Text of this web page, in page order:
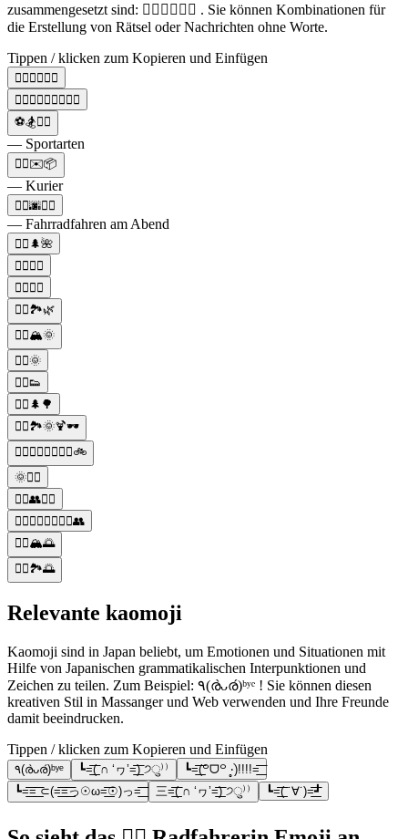
zusammengesetzt sind: 🏊‍♀️🚴‍♀️🏃‍♀️ . Sie können Kombinationen für
die Erstellung von Rätsel oder Nachrichten ohne Worte.
Tippen / klicken zum Kopieren und Einfügen
🏊‍♀️🚴‍♀️🏃‍♀️
🚵🏽‍♀️🚵‍♂️🚴‍♀️🚴‍♂️
⚽🏂🚴‍♀️
— Sportarten
🚴‍♀️✉️📦
— Kurier
🚴‍♀️🌆🚴‍♂️
— Fahrradfahren am Abend
🚴‍♀️🌲🌺
🚴‍♀️🚵‍♂️
🚴‍♀️🚴‍♂️
🚴‍♀️🏞️🌿
🚴‍♀️🏔️🌞
🚴‍♀️🌞
🚴‍♀️👟
🚴‍♀️🌲🌳
🚴‍♀️🏞️🌞🍹🕶️
🚴‍♂️🚴‍♀️🚵‍♂️🚵‍♀️🚲
🌞🚴‍♀️
🚴‍♀️👥🚴‍♂️
🚴‍♀️🚴‍♂️🚵‍♀️🚵‍♂️👥
🚴‍♀️🏔️🌅
🚴‍♀️🏞️🌅
Relevante kaomoji
Kaomoji sind in Japan beliebt, um Emotionen und Situationen mit
Hilfe von Japanischen grammatikalischen Interpunktionen und
Zeichen zu teilen. Zum Beispiel: ٩(ര̀ᴗര́)ᵇʸᵉ ! Sie können diesen
kreativen Stil in Massanger und Web verwenden und Ihre Freunde
damit beeindrucken.
Tippen / klicken zum Kopieren und Einfügen
٩(ര̀ᴗര́)ᵇʸᵉ ┗=͟͟͞͞( ∩ ‘ヮ’=͟͟͞͞) ੭ु⁾⁾
┗=͟͟͞͞(꒪ᗜ꒪ ‧̣̥̇)!!!!=͟͟͞͞
┗=͟͟͞͞=͟͟͞͞ ⊂(=͟͟͞͞=͟͟͞͞っ☉ω=͟͟͞͞☉)っ=͟͟͞͞
三=͟͟͞͞( ∩ ‘ヮ’=͟͟͞͞) ੭ु⁾⁾ ┗=͟͟͞͞( ˙∀˙)=͟͟͞͞┛